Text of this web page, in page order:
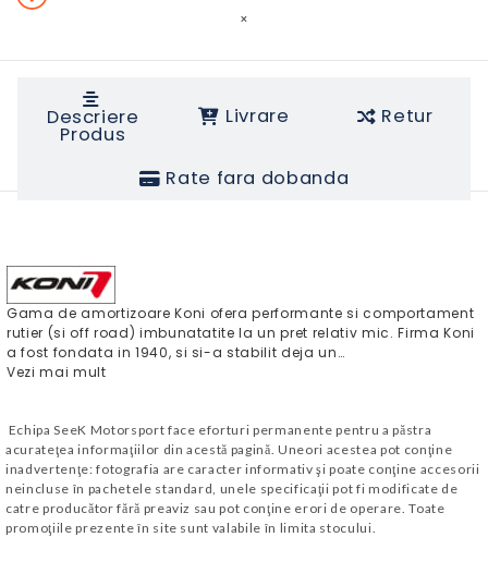
×
Descriere
Produs
Livrare Retur
Rate fara dobanda
Gama de amortizoare Koni ofera performante si comportament
rutier (si off road) imbunatatite la un pret relativ mic. Firma Koni
a fost fondata in 1940, si si-a stabilit deja un…
Vezi mai mult
Echipa SeeK Motorsport face eforturi permanente pentru a păstra
acurateţea informaţiilor din acestă pagină. Uneori acestea pot conţine
inadvertenţe: fotografia are caracter informativ şi poate conţine accesorii
neincluse în pachetele standard, unele specificaţii pot fi modificate de
catre producător fără preaviz sau pot conţine erori de operare. Toate
promoţiile prezente în site sunt valabile în limita stocului.